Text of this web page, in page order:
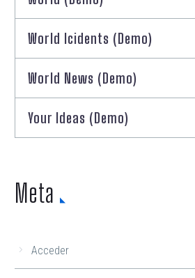
World Icidents (Demo)
World News (Demo)
Your Ideas (Demo)
Meta
Acceder